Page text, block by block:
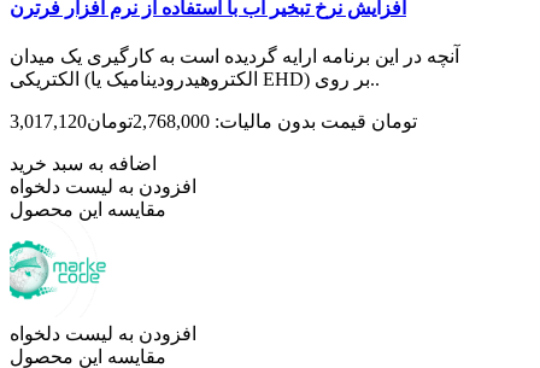
افزایش نرخ تبخیر آب با استفاده از نرم افزار فرترن
آنچه در این برنامه ارایه گردیده است به کارگیری یک میدان
الکتریکی (الکتروهیدرودینامیک یا EHD) بر روی..
3,017,120تومان قیمت بدون مالیات: 2,768,000تومان
اضافه به سبد خرید
افزودن به لیست دلخواه
مقایسه این محصول
افزودن به لیست دلخواه
مقایسه این محصول